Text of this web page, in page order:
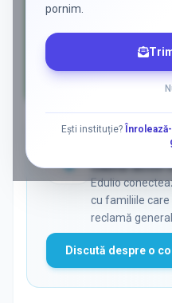
pornim.
Ești instituție?
Vrei să
caută activ
Edulio
cu familiile
reclamă
Discută despre o